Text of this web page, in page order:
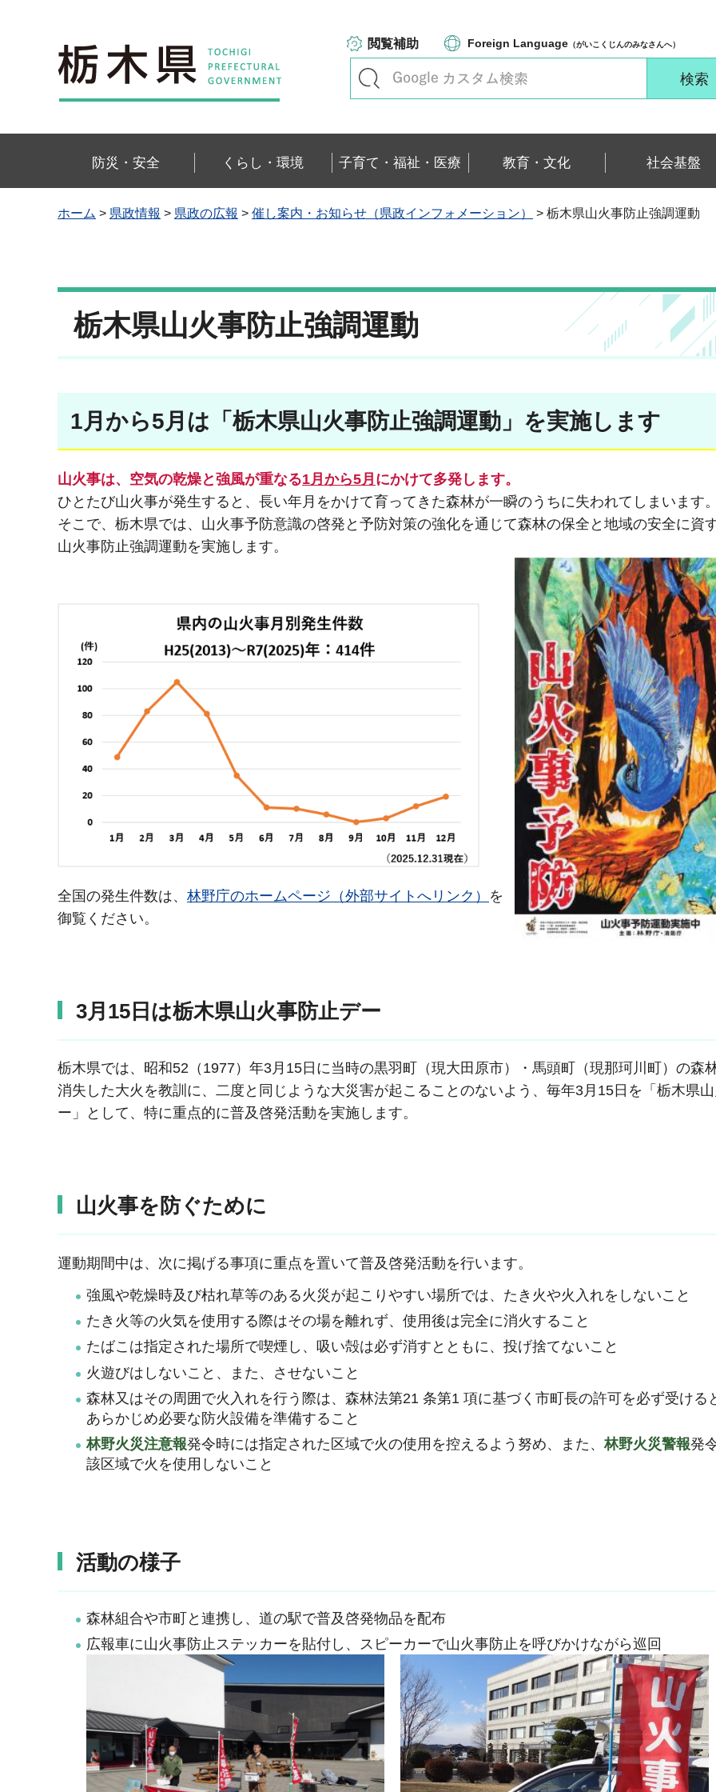
栃木県
閲覧補助 Foreign Language （がいこくじんのみなさんへ）
防災・安全 くらし・環境 子育て・福祉・医療 教育・文化 社会基盤
ホーム > 県政情報 > 県政の広報 > 催し案内・お知らせ（県政インフォメーション） > 栃木県山火事防止強調運動
栃木県山火事防止強調運動
1月から5月は「栃木県山火事防止強調運動」を実施します
山火事は、空気の乾燥と強風が重なる1月から5月 にかけて多発します。
ひとたび山火事が発生すると、長い年月をかけて育ってきた森林が一瞬のうちに失われてしまいます。
そこで、栃木県では、山火事予防意識の啓発と予防対策の強化を通じて森林の保全と地域の安全に資す
山火事防止強調運動を実施します。
全国の発生件数は、 林野庁のホームページ（外部サイトへリンク） を
御覧ください。
3月15日は栃木県山火事防止デー
栃木県では、昭和52（1977）年3月15日に当時の黒羽町（現大田原市）・馬頭町（現那珂川町）の森
消失した大火を教訓に、二度と同じような大災害が起こることのないよう、毎年3月15日を「栃木県
ー」として、特に重点的に普及啓発活動を実施します。
山火事を防ぐために
運動期間中は、次に掲げる事項に重点を置いて普及啓発活動を行います。
強風や乾燥時及び枯れ草等のある火災が起こりやすい場所では、たき火や火入れをしないこと
たき火等の火気を使用する際はその場を離れず、使用後は完全に消火すること
たばこは指定された場所で喫煙し、吸い殻は必ず消すとともに、投げ捨てないこと
火遊びはしないこと、また、させないこと
森林又はその周囲で火入れを行う際は、森林法第21 条第1 項に基づく市町長の許可を必ず受ける
あらかじめ必要な防火設備を準備すること
林野火災注意報発令時には指定された区域で火の使用を控えるよう努め、また、林野火災警報発
該区域で火を使用しないこと
活動の様子
森林組合や市町と連携し、道の駅で普及啓発物品を配布
広報車に山火事防止ステッカーを貼付し、スピーカーで山火事防止を呼びかけながら巡回